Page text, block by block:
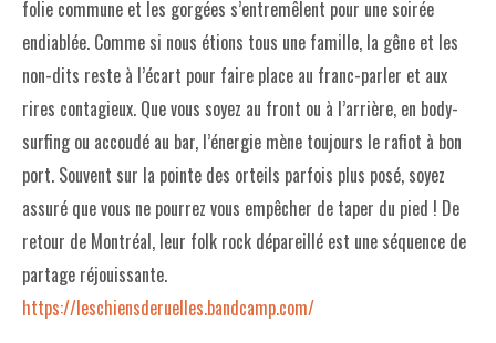
INFOS & ACCESSIBILITÉ
folie commune et les gorgées s’entremêlent pour une soirée
endiablée. Comme si nous étions tous une famille, la gêne et les
non-dits reste à l’écart pour faire place au franc-parler et aux
rires contagieux. Que vous soyez au front ou à l’arrière, en body-
surfing ou accoudé au bar, l’énergie mène toujours le rafiot à bon
port. Souvent sur la pointe des orteils parfois plus posé, soyez
assuré que vous ne pourrez vous empêcher de taper du pied ! De
retour de Montréal, leur folk rock dépareillé est une séquence de
partage réjouissante.
https://leschiensderuelles.bandcamp.com/